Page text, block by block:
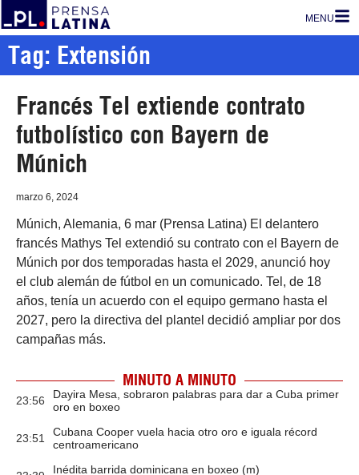
MENU
Tag: Extensión
Francés Tel extiende contrato
futbolístico con Bayern de
Múnich
marzo 6, 2024
Múnich, Alemania, 6 mar (Prensa Latina) El delantero
francés Mathys Tel extendió su contrato con el Bayern de
Múnich por dos temporadas hasta el 2029, anunció hoy
el club alemán de fútbol en un comunicado. Tel, de 18
años, tenía un acuerdo con el equipo germano hasta el
2027, pero la directiva del plantel decidió ampliar por dos
campañas más.
MINUTO A MINUTO
23:56
Dayira Mesa, sobraron palabras para dar a Cuba primer
oro en boxeo
23:51
Cubana Cooper vuela hacia otro oro e iguala récord
centroamericano
Inédita barrida dominicana en boxeo (m)